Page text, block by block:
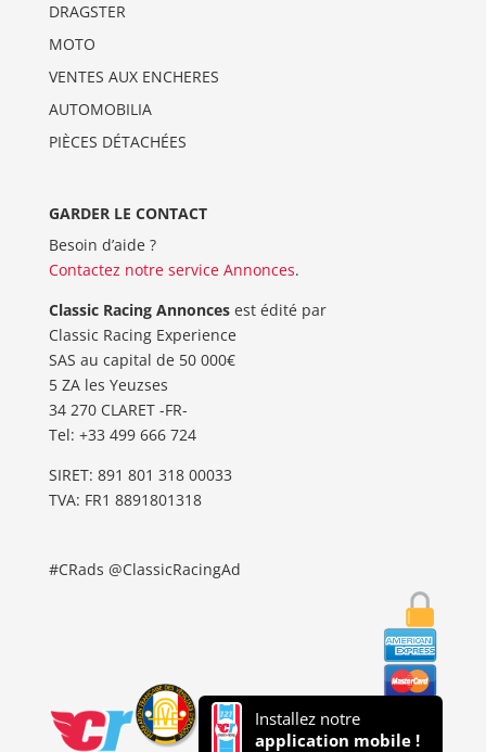
DRAGSTER
MOTO
VENTES AUX ENCHERES
AUTOMOBILIA
PIÈCES DÉTACHÉES
GARDER LE CONTACT
Besoin d’aide ?
Contactez notre service Annonces.
Classic Racing Annoncesest édité par
Classic Racing Experience
SAS au capital de 50 000€
5 ZA les Yeuzses
34 270 CLARET -FR-
Tel: ‭+33 499 666 724‬
SIRET: 891 801 318 00033
TVA: FR1 8891801318
#CRads @ClassicRacingAd
Installez notre
application mobile !